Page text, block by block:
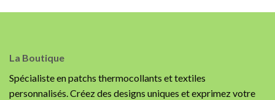
La Boutique
Spécialiste en patchs thermocollants et textiles
personnalisés. Créez des designs uniques et exprimez votre